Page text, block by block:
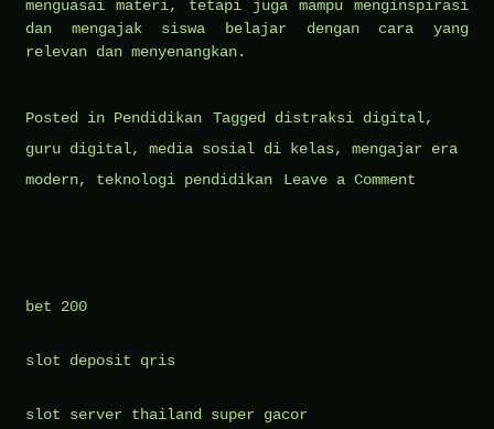
menguasai materi, tetapi juga mampu menginspirasi
dan mengajak siswa belajar dengan cara yang
relevan dan menyenangkan.
Posted in Pendidikan Tagged distraksi digital,
guru digital, media sosial di kelas, mengajar era
modern, teknologi pendidikan Leave a Comment
bet 200
slot deposit qris
slot server thailand super gacor